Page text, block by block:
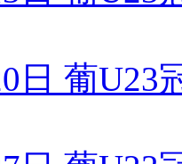
日 葡U23